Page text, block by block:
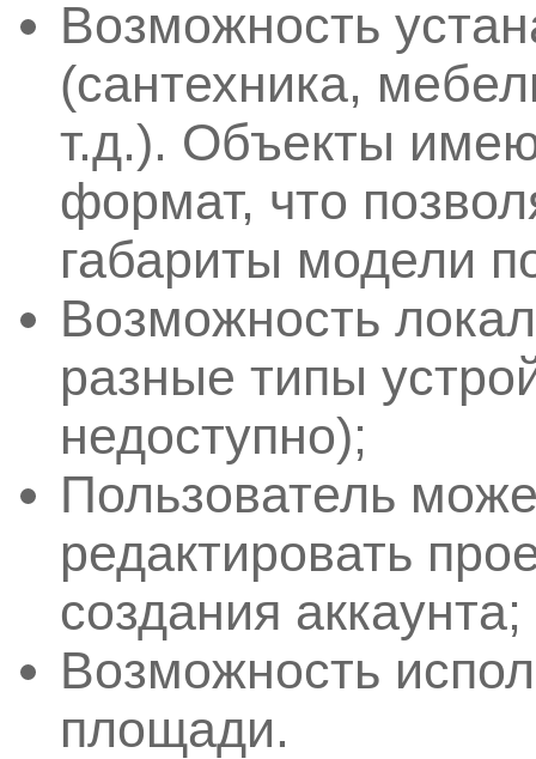
Возможность
(сантехника,
т.д.). Объекты
формат, что
габариты модели
Возможность
разные типы
недоступно);
Пользователь
редактировать
создания аккаунта;
Возможность
площади.